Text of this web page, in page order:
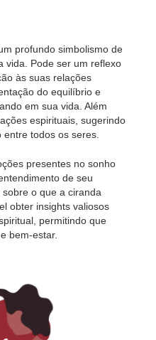
profundo simbolismo de
vida. Pode ser um reflexo
às suas relações
do equilíbrio e
em sua vida. Além
espirituais, sugerindo
entre todos os seres.
presentes no sonho
de seu
o que a ciranda
obter insights valiosos
permitindo que
bem-estar.